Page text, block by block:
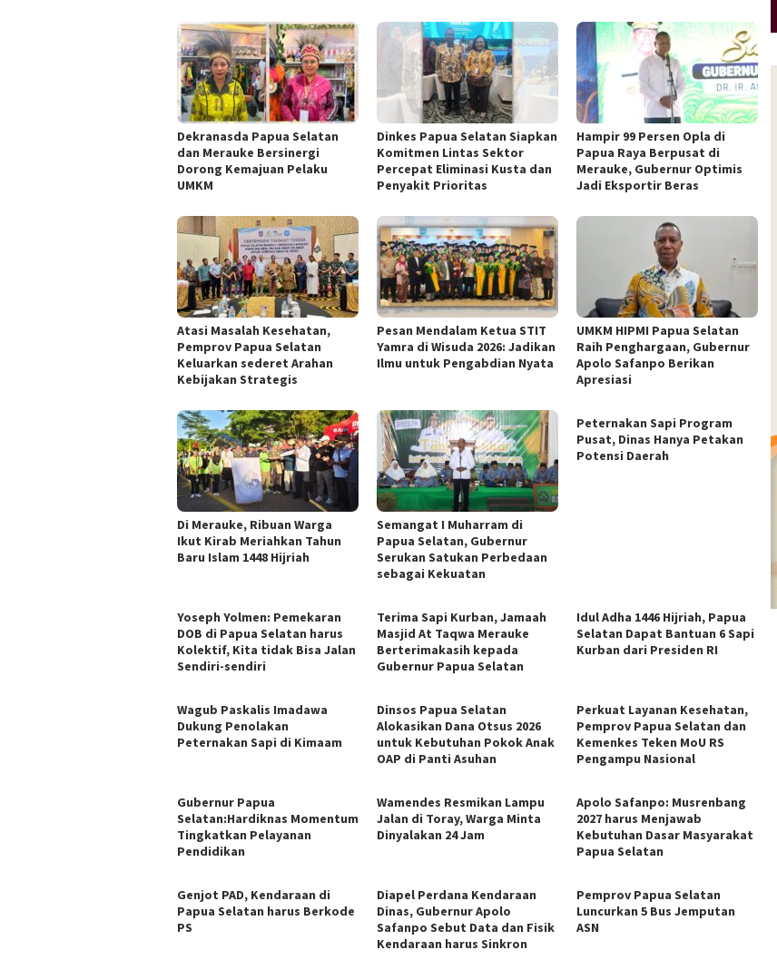
Dekranasda Papua Selatan
dan Merauke Bersinergi
Dorong Kemajuan Pelaku
UMKM
Dinkes Papua Selatan Siapkan
Komitmen Lintas Sektor
Percepat Eliminasi Kusta dan
Penyakit Prioritas
Hampir 99 Persen Opla di
Papua Raya Berpusat di
Merauke, Gubernur Optimis
Jadi Eksportir Beras
Atasi Masalah Kesehatan,
Pemprov Papua Selatan
Keluarkan sederet Arahan
Kebijakan Strategis
Pesan Mendalam Ketua STIT
Yamra di Wisuda 2026: Jadikan
Ilmu untuk Pengabdian Nyata
UMKM HIPMI Papua Selatan
Raih Penghargaan, Gubernur
Apolo Safanpo Berikan
Apresiasi
Di Merauke, Ribuan Warga
Ikut Kirab Meriahkan Tahun
Baru Islam 1448 Hijriah
Semangat I Muharram di
Papua Selatan, Gubernur
Serukan Satukan Perbedaan
sebagai Kekuatan
Peternakan Sapi Program
Pusat, Dinas Hanya Petakan
Potensi Daerah
Yoseph Yolmen: Pemekaran
DOB di Papua Selatan harus
Kolektif, Kita tidak Bisa Jalan
Sendiri-sendiri
Terima Sapi Kurban, Jamaah
Masjid At Taqwa Merauke
Berterimakasih kepada
Gubernur Papua Selatan
Idul Adha 1446 Hijriah, Papua
Selatan Dapat Bantuan 6 Sapi
Kurban dari Presiden RI
Wagub Paskalis Imadawa
Dukung Penolakan
Peternakan Sapi di Kimaam
Dinsos Papua Selatan
Alokasikan Dana Otsus 2026
untuk Kebutuhan Pokok Anak
OAP di Panti Asuhan
Perkuat Layanan Kesehatan,
Pemprov Papua Selatan dan
Kemenkes Teken MoU RS
Pengampu Nasional
Gubernur Papua
Selatan:Hardiknas Momentum
Tingkatkan Pelayanan
Pendidikan
Wamendes Resmikan Lampu
Jalan di Toray, Warga Minta
Dinyalakan 24 Jam
Apolo Safanpo: Musrenbang
2027 harus Menjawab
Kebutuhan Dasar Masyarakat
Papua Selatan
Genjot PAD, Kendaraan di
Papua Selatan harus Berkode
PS
Diapel Perdana Kendaraan
Dinas, Gubernur Apolo
Safanpo Sebut Data dan Fisik
Kendaraan harus Sinkron
Pemprov Papua Selatan
Luncurkan 5 Bus Jemputan
ASN